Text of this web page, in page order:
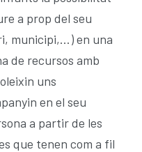
a prop del seu
municipi,…) en una
de recursos amb
uns
en el seu
a partir de les
que tenen com a fil